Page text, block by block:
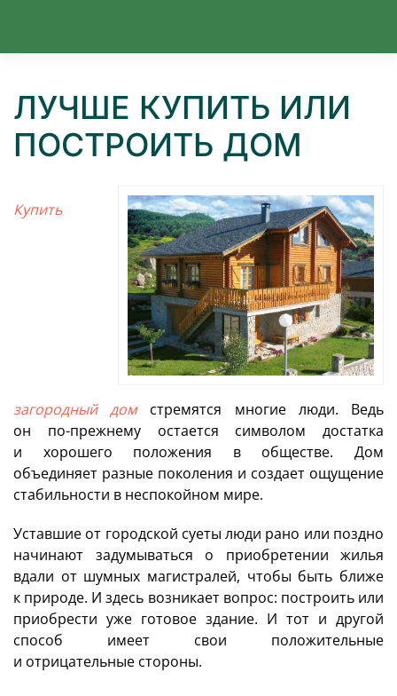
Перейти к содержимому
ЛУЧШЕ КУПИТЬ ИЛИ
ПОСТРОИТЬ ДОМ
Купить
загородный домстремятся многие люди. Ведь
он по-прежнему остается символом достатка
и хорошего положения в обществе. Дом
объединяет разные поколения и создает ощущение
стабильности в неспокойном мире.
Уставшие от городской суеты люди рано или поздно
начинают задумываться о приобретении жилья
вдали от шумных магистралей, чтобы быть ближе
к природе. И здесь возникает вопрос: построить или
приобрести уже готовое здание. И тот и другой
способ имеет свои положительные
и отрицательные стороны.